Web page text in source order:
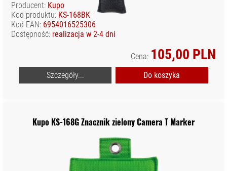
Producent: Kupo
Kod produktu: KS-168BK
Kod EAN: 6954016525306
Dostępność: realizacja w 2-4 dni
Cena: 105,00 PLN
Szczegóły... Do koszyka
Kupo KS-168G Znacznik zielony Camera T Marker